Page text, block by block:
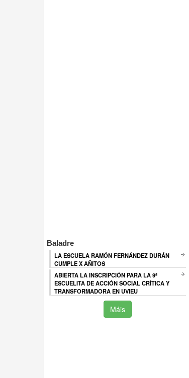
Baladre
LA ESCUELA RAMÓN FERNÁNDEZ DURÁN
CUMPLE X AÑITOS
ABIERTA LA INSCRIPCIÓN PARA LA 9ª
ESCUELITA DE ACCIÓN SOCIAL CRÍTICA Y
TRANSFORMADORA EN UVIEU
Máis